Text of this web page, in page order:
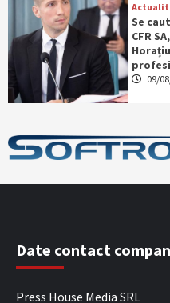
Se
CFR
09/
Date contact
Press House Media SRL